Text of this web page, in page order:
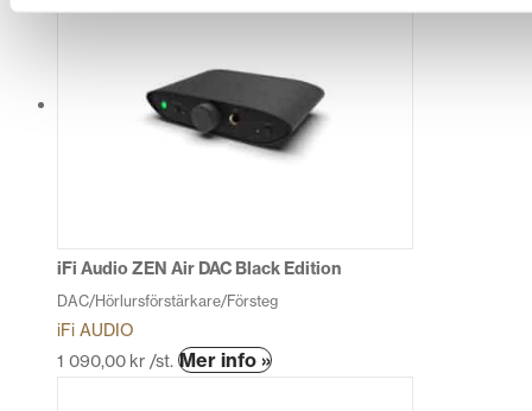
har
olika
alternativen
produktsidan
iFi Audio ZEN Air DAC Black Edition
DAC/Hörlursförstärkare/Försteg
iFi AUDIO
1 090,00 kr /st. Mer info »Den